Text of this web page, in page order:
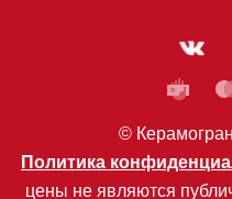
©
Политика
цены не являются